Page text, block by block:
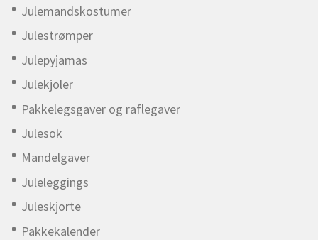
Julemandskostumer
Julestrømper
Julepyjamas
Julekjoler
Pakkelegsgaver og raflegaver
Julesok
Mandelgaver
Juleleggings
Juleskjorte
Pakkekalender